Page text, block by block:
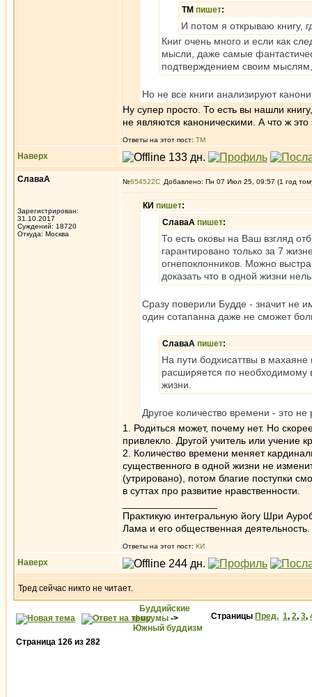
ТМ пишет:
И потом я открываю книгу,
Книг очень много и если как
мысли, даже самые
подтверждением своим
Но не все книги анализируют
Ну супер просто. То есть вы нашли
не являются каноническими. А что ж
Ответы на этот пост: ТМ
Наверх
СлаваА
Зарегистрирован:
31.10.2017
Суждений: 18720
Откуда: Москва
№654522 Добавлено: Пн 07 Июл 25, 09:57 (1 год
КИ пишет:
СлаваА пишет:
То есть оковы на Ваш взгляд
гарантировано только за 7
огнепоклонников. Можно
доказать что в одной жизни
Сразу поверили Будде - значит не
один сотапанна даже не сможет
СлаваА пишет:
На пути бодхисаттвы в
расширяется по
жизни.
Другое количество времени - это
1. Родиться может, почему нет. Но
привлекло. Другой учитель или учение
2. Количество времени меняет
существенного в одной жизни не
(утрировано), потом благие поступки
в суттах про развитие нравственности.
Практикую интегральную йогу Шри
Лама и его общественная деятельность.
Ответы на этот пост: КИ
Наверх
Тред сейчас никто не читает.
Буддийские
форумы ->
Южный буддизм
Страницы Пред. 1, 2, 3,
Страница 126 из 282